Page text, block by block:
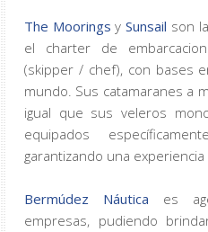
The Moorings ySunsail son
el charter de
(skipper / chef), con bases
mundo. Sus catamaranes a
igual que sus veleros
equipados
garantizando una experiencia
Bermúdez Náutica es
empresas, pudiendo